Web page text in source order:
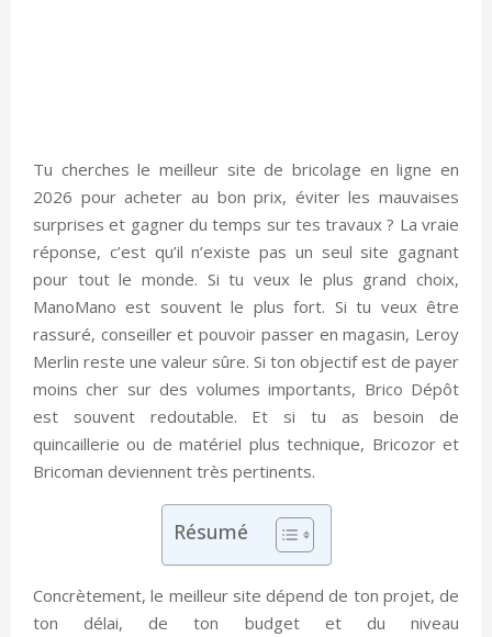
Tu cherches le meilleur site de bricolage en ligne en
2026 pour acheter au bon prix, éviter les mauvaises
surprises et gagner du temps sur tes travaux ? La vraie
réponse, c’est qu’il n’existe pas un seul site gagnant
pour tout le monde. Si tu veux le plus grand choix,
ManoMano est souvent le plus fort. Si tu veux être
rassuré, conseiller et pouvoir passer en magasin, Leroy
Merlin reste une valeur sûre. Si ton objectif est de payer
moins cher sur des volumes importants, Brico Dépôt
est souvent redoutable. Et si tu as besoin de
quincaillerie ou de matériel plus technique, Bricozor et
Bricoman deviennent très pertinents.
Résumé
Concrètement, le meilleur site dépend de ton projet, de
ton délai, de ton budget et du niveau